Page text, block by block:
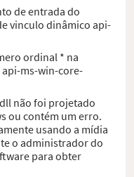
de entrada do
vinculo dinâmico api-
ordinal * na
ms-win-core-
não foi projetado
ou contém um erro.
usando a mídia
o administrador do
para obter